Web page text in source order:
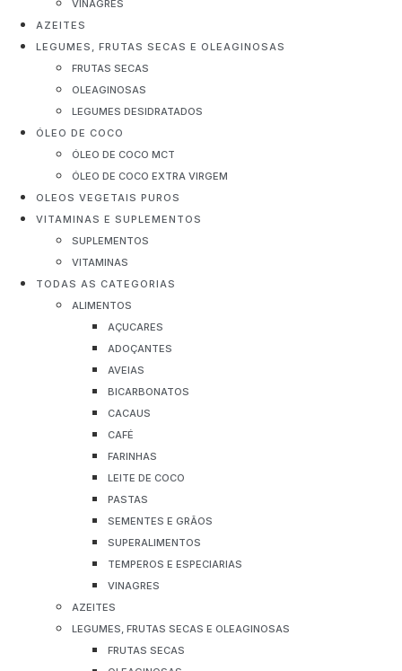
VINAGRES
AZEITES
LEGUMES, FRUTAS SECAS E OLEAGINOSAS
FRUTAS SECAS
OLEAGINOSAS
LEGUMES DESIDRATADOS
ÓLEO DE COCO
ÓLEO DE COCO MCT
ÓLEO DE COCO EXTRA VIRGEM
OLEOS VEGETAIS PUROS
VITAMINAS E SUPLEMENTOS
SUPLEMENTOS
VITAMINAS
TODAS AS CATEGORIAS
ALIMENTOS
AÇUCARES
ADOÇANTES
AVEIAS
BICARBONATOS
CACAUS
CAFÉ
FARINHAS
LEITE DE COCO
PASTAS
SEMENTES E GRÃOS
SUPERALIMENTOS
TEMPEROS E ESPECIARIAS
VINAGRES
AZEITES
LEGUMES, FRUTAS SECAS E OLEAGINOSAS
FRUTAS SECAS